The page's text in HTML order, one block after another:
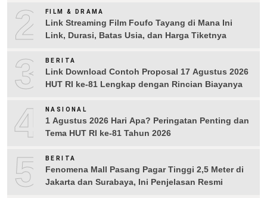
2 FILM & DRAMA
Link Streaming Film Foufo Tayang di Mana Ini
Link, Durasi, Batas Usia, dan Harga Tiketnya
3 BERITA
Link Download Contoh Proposal 17 Agustus 2026
HUT RI ke-81 Lengkap dengan Rincian Biayanya
4 NASIONAL
1 Agustus 2026 Hari Apa? Peringatan Penting dan
Tema HUT RI ke-81 Tahun 2026
5 BERITA
Fenomena Mall Pasang Pagar Tinggi 2,5 Meter di
Jakarta dan Surabaya, Ini Penjelasan Resmi